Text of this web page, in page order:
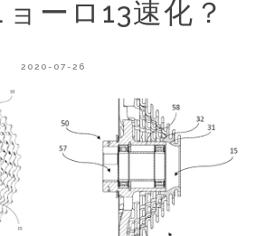
ーロ13速化？
2020-07-26